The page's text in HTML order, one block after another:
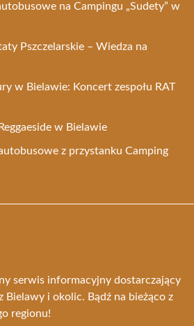
na Campingu „Sudety” w
Pszczelarskie – Wiedza na
w Bielawie: Koncert zespołu RAT
w Bielawie
z przystanku Camping
serwis informacyjny dostarczający
Bielawy i okolic. Bądź na bieżąco z
regionu!